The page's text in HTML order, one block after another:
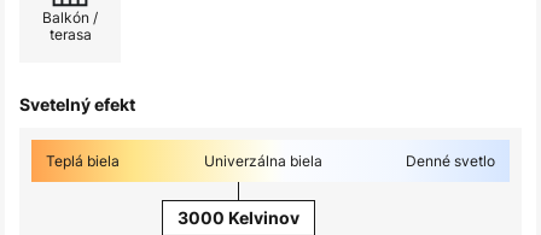
Balkón /
terasa
Svetelný efekt
Teplá biela Univerzálna biela Denné svetlo
3000 Kelvinov